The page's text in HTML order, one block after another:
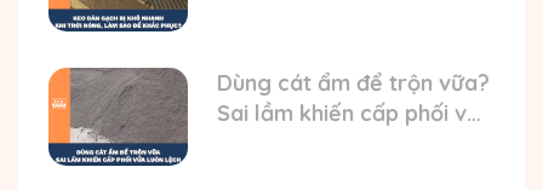
Dùng cát ẩm để trộn vữa?
Sai lầm khiến cấp phối vữa